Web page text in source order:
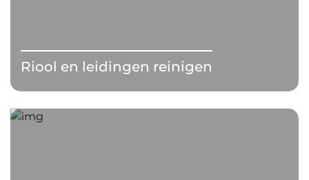
Riool en leidingen reinigen